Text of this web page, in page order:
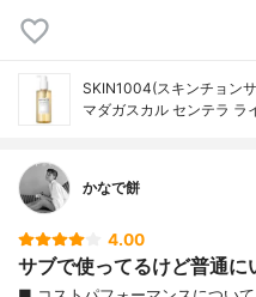
SKIN1004(スキンチョン
マダガスカル センテラ ラ
かなで餅
4.00
サブで使ってるけど普通に